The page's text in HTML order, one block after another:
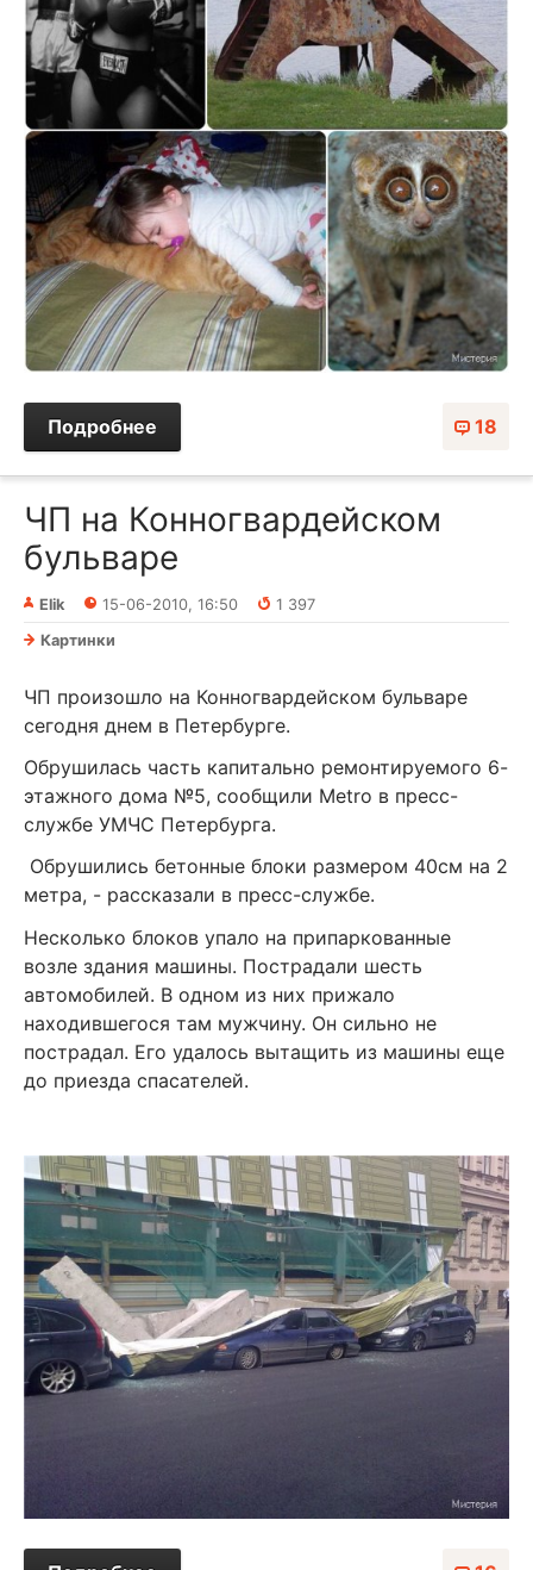
18
Подробнее
ЧП на Конногвардейском
бульваре
Elik 15-06-2010, 16:50
1 397
Картинки
ЧП произошло на Конногвардейском бульваре
сегодня днем в Петербурге.
Обрушилась часть капитально ремонтируемого 6-
этажного дома №5, сообщили Metro в пресс-
службе УМЧС Петербурга.
Обрушились бетонные блоки размером 40см на 2
метра, - рассказали в пресс-службе.
Несколько блоков упало на припаркованные
возле здания машины. Пострадали шесть
автомобилей. В одном из них прижало
находившегося там мужчину. Он сильно не
пострадал. Его удалось вытащить из машины еще
до приезда спасателей.